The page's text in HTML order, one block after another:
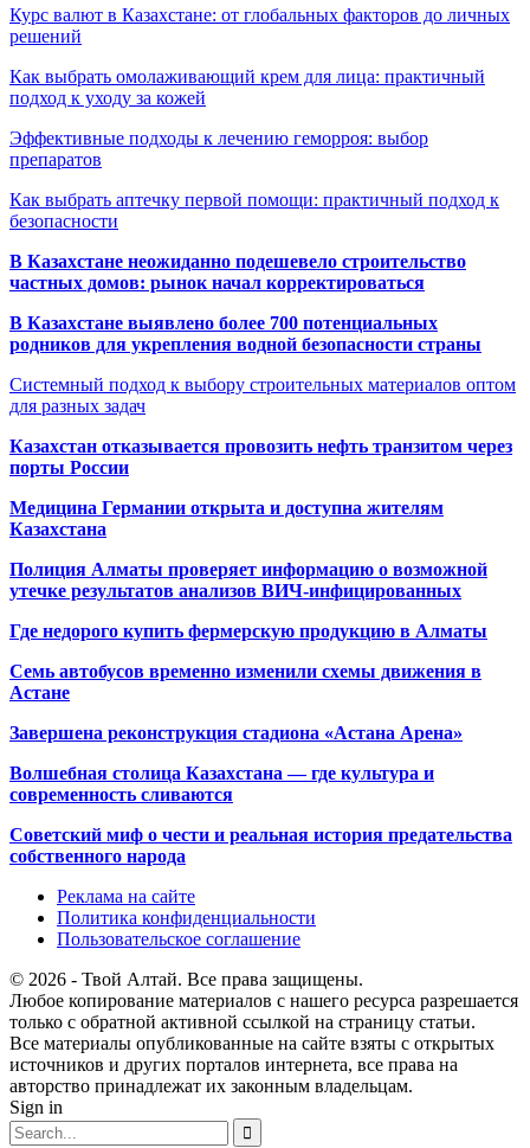
Курс валют в Казахстане: от глобальных факторов до личных
решений
Как выбрать омолаживающий крем для лица: практичный
подход к уходу за кожей
Эффективные подходы к лечению геморроя: выбор
препаратов
Как выбрать аптечку первой помощи: практичный подход к
безопасности
В Казахстане неожиданно подешевело строительство
частных домов: рынок начал корректироваться
В Казахстане выявлено более 700 потенциальных
родников для укрепления водной безопасности страны
Системный подход к выбору строительных материалов оптом
для разных задач
Казахстан отказывается провозить нефть транзитом через
порты России
Медицина Германии открыта и доступна жителям
Казахстана
Полиция Алматы проверяет информацию о возможной
утечке результатов анализов ВИЧ-инфицированных
Где недорого купить фермерскую продукцию в Алматы
Семь автобусов временно изменили схемы движения в
Астане
Завершена реконструкция стадиона «Астана Арена»
Волшебная столица Казахстана — где культура и
современность сливаются
Советский миф о чести и реальная история предательства
собственного народа
Реклама на сайте
Политика конфиденциальности
Пользовательское соглашение
© 2026 - Твой Алтай. Все права защищены.
Любое копирование материалов с нашего ресурса разрешается
только с обратной активной ссылкой на страницу статьи.
Все материалы опубликованные на сайте взяты с открытых
источников и других порталов интернета, все права на
авторство принадлежат их законным владельцам.
Sign in